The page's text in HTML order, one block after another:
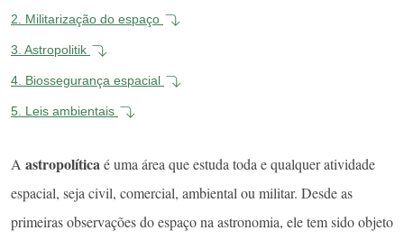
2. Militarização do espaço
3. Astropolitik
4. Biossegurança espacial
5. Leis ambientais
A astropolíticaé uma área que estuda toda e qualquer atividade
espacial, seja civil, comercial, ambiental ou militar. Desde as
primeiras observações do espaço na astronomia, ele tem sido objeto